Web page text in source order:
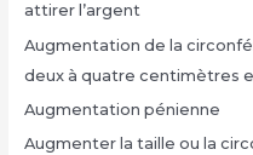
attirer l’argent
Augmentation de la
deux à quatre centimètres
Augmentation pénienne
Augmenter la taille ou la